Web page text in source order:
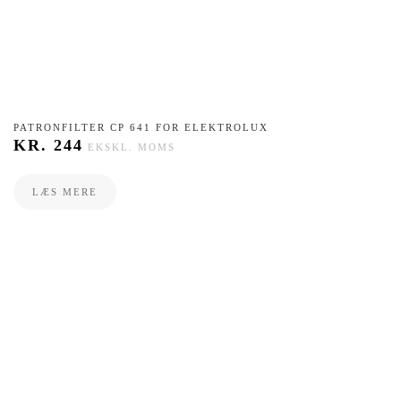
PATRONFILTER CP 641 FOR ELEKTROLUX
KR. 244 EKSKL. MOMS
LÆS MERE